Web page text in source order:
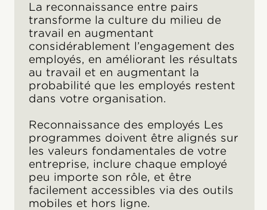
La reconnaissance entre pairs
transforme la culture du milieu de
travail en augmentant
considérablement l’engagement des
employés, en améliorant les résultats
au travail et en augmentant la
probabilité que les employés restent
dans votre organisation.
Reconnaissance des employés Les
programmes doivent être alignés sur
les valeurs fondamentales de votre
entreprise, inclure chaque employé
peu importe son rôle, et être
facilement accessibles via des outils
mobiles et hors ligne.